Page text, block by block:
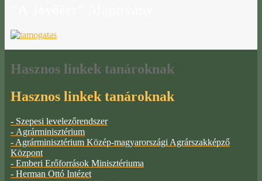
Hasznos linkek tanároknak
Hasznos linkek tanároknak
- Szepesi levelezőrendszer
- Agrárminisztérium
- Agrárminisztérium Közép-magyarországi Agrárszakképző
Központ
- Emberi Erőforrások Minisztériuma
- Herman Ottó Intézet